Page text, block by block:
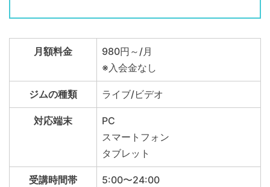
月額料金
980円～/月
※入会金なし
ジムの種類 ライブ/ビデオ
対応端末
PC
スマートフォン
タブレット
受講時間帯 5:00〜24:00